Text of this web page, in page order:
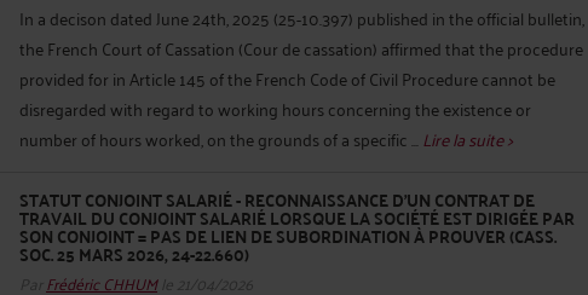
In a decison dated June 24th, 2025 (25-10.397) published in the official bulletin,
the French Court of Cassation (Cour de cassation) affirmed that the procedure
provided for in Article 145 of the French Code of Civil Procedure cannot be
disregarded with regard to working hours concerning the existence or
number of hours worked, on the grounds of a specific ...Lire la suite >
STATUT CONJOINT SALARIÉ - RECONNAISSANCE D’UN CONTRAT DE
TRAVAIL DU CONJOINT SALARIÉ LORSQUE LA SOCIÉTÉ EST DIRIGÉE PAR
SON CONJOINT = PAS DE LIEN DE SUBORDINATION À PROUVER (CASS.
SOC. 25 MARS 2026, 24-22.660)
Par Frédéric CHHUMle 21/04/2026